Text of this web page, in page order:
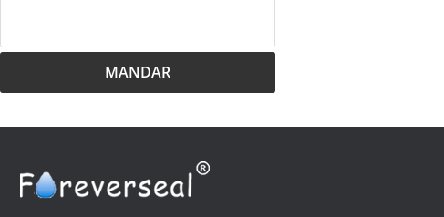
MANDAR